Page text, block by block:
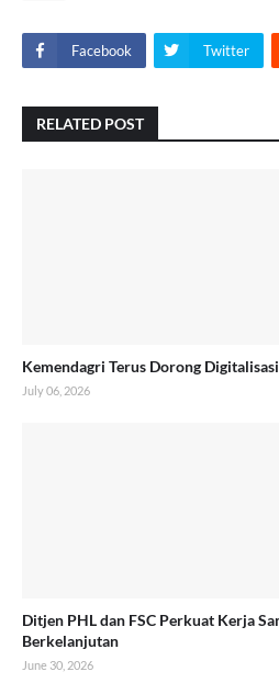
Facebook Twitter
RELATED POST
Kemendagri Terus Dorong
July 06, 2026
Ditjen PHL dan FSC Perkuat Kerja
Berkelanjutan
June 30, 2026